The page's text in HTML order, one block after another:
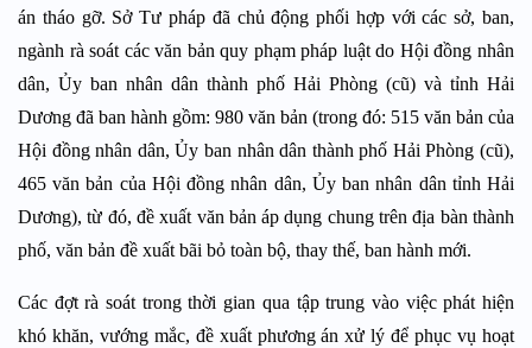
án tháo gỡ. Sở Tư pháp đã chủ động phối hợp với các sở, ban,
ngành rà soát các văn bản quy phạm pháp luật do Hội đồng nhân
dân, Ủy ban nhân dân thành phố Hải Phòng (cũ) và tỉnh Hải
Dương đã ban hành gồm: 980 văn bản (trong đó: 515 văn bản của
Hội đồng nhân dân, Ủy ban nhân dân thành phố Hải Phòng (cũ),
465 văn bản của Hội đồng nhân dân, Ủy ban nhân dân tỉnh Hải
Dương), từ đó, đề xuất văn bản áp dụng chung trên địa bàn thành
phố, văn bản đề xuất bãi bỏ toàn bộ, thay thế, ban hành mới.
Các đợt rà soát trong thời gian qua tập trung vào việc phát hiện
khó khăn, vướng mắc, đề xuất phương án xử lý để phục vụ hoạt